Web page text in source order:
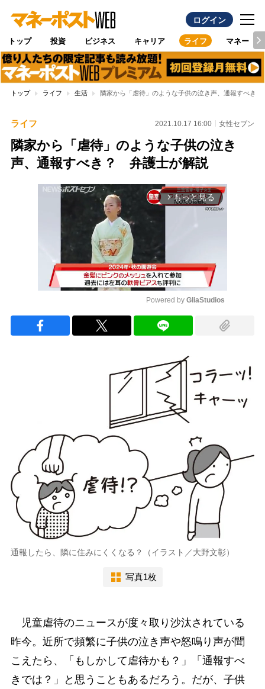
ログイン
トップ 投資 ビジネス キャリア ライフ マネー
トップ ライフ 生活 隣家から「虐待」のような子供の泣き声、通報すべき
ライフ 2021.10.17 16:00 女性セブン
隣家から「虐待」のような子供の泣き
声、通報すべき？ 弁護士が解説
arrow_forward_ios もっと見る
Powered by GliaStudios
通報したら、隣に住みにくくなる？（イラスト／大野文彰）
写真1枚
児童虐待のニュースが度々取り沙汰されている
昨今。近所で頻繁に子供の泣き声や怒鳴り声が聞
こえたら、「もしかして虐待かも？」「通報すべ
きでは？」と思うこともあるだろう。だが、子供